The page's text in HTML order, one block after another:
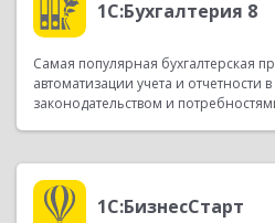
1С:Бухгалтерия 8
Самая популярная бухгалтерская
автоматизации учета и отчетности в
законодательством и
1С:БизнесСтарт